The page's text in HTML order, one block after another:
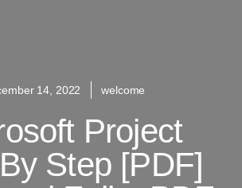
14, 2022 welcome
Project
Step [PDF]